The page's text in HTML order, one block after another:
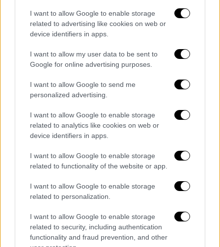
I want to allow Google to enable storage
related to advertising like cookies on web or
device identifiers in apps.
I want to allow my user data to be sent to
Google for online advertising purposes.
I want to allow Google to send me
personalized advertising.
I want to allow Google to enable storage
related to analytics like cookies on web or
device identifiers in apps.
I want to allow Google to enable storage
related to functionality of the website or app.
I want to allow Google to enable storage
related to personalization.
I want to allow Google to enable storage
related to security, including authentication
functionality and fraud prevention, and other
«ακτινογραφία» της αγοράς ακινήτων
«Προσωπικά δεν έχω δει ποτέ τόσο μεγάλο
ενδιαφέρον για αποθηκευτικούς χώρους και
γραφεία στη Θεσσαλονίκη», λέει στο
ethnos.gr ο πρόεδρος του Παρατηρητηρίου
Τιμών Ακινήτων Νοτιοανατολικής Ευρώπης,
Κώστας Γεωργάκος